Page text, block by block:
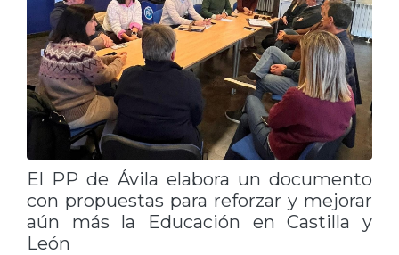
El PP de Ávila elabora un documento
con propuestas para reforzar y mejorar
aún más la Educación en Castilla y
León